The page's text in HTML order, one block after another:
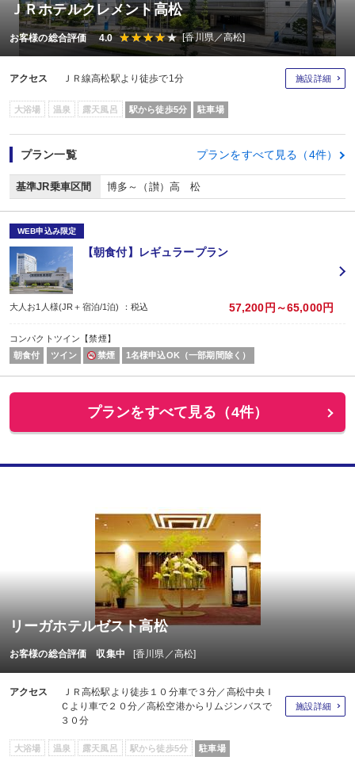
ＪＲホテルクレメント高松
お客様の総合評価 4.0 [香川県／高松]
アクセス ＪＲ線高松駅より徒歩で1分 施設詳細
大浴場 温泉 露天風呂 駅から徒歩5分 駐車場
プラン一覧 プランをすべて見る（4件）
基準JR乗車区間 博多～（讃）高 松
WEB申込み限定
【朝食付】レギュラープラン
大人お1人様(JR＋宿泊/1泊) ：税込 57,200円～65,000円
コンパクトツイン【禁煙】
朝食付
ツイン 禁煙 1名様申込OK（一部期間除く）
プランをすべて見る（4件）
リーガホテルゼスト高松
お客様の総合評価 収集中 [香川県／高松]
アクセス
ＪＲ高松駅より徒歩１０分車で３分／高松中央Ｉ
Ｃより車で２０分／高松空港からリムジンバスで
３０分
施設詳細
大浴場 温泉 露天風呂 駅から徒歩5分 駐車場